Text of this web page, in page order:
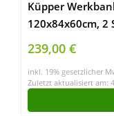
Küpper
120x84x60cm, 2
Traglast, 30 mm
239,00 €
inkl. 19% gesetzlicher
Zuletzt aktualisiert am: